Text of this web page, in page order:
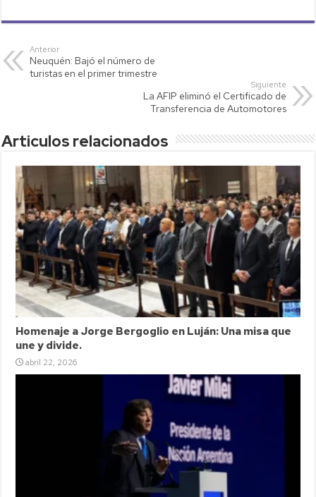
at
s
A
tt p
Li
ail m
ar
tir
Anterior
Neuquén: Bajó el número de
turistas en el primer trimestre
Siguiente
La AFIP eliminó el Certificado de
Transferencia de Automotores
Articulos relacionados
Homenaje a Jorge Bergoglio en Luján: Una misa que
une y divide.
abril 22, 2026